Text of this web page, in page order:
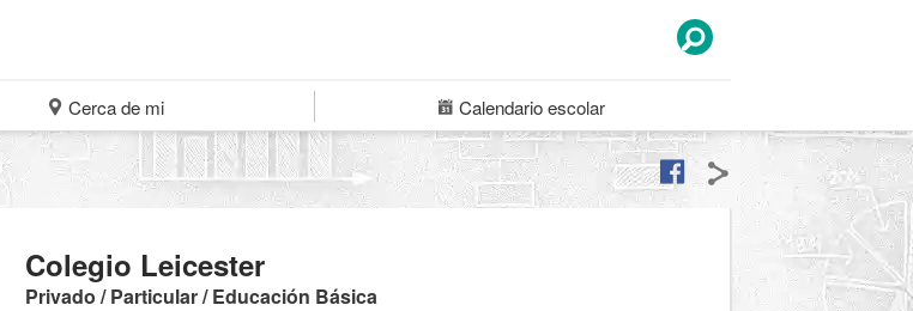
Cerca de mi Calendarioescolar
Colegio Leicester
Privado / Particular / Educación Básica